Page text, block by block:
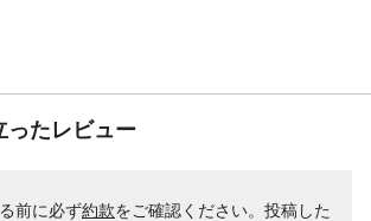
ったレビュー
前に必ず約款をご確認ください。投稿した